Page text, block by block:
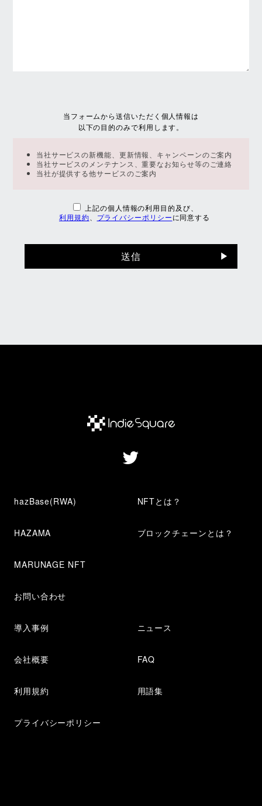
当フォームから送信いただく個人情報は
以下の目的のみで利用します。
当社サービスの新機能、更新情報、キャンペーンのご案内
当社サービスのメンテナンス、重要なお知らせ等のご連絡
当社が提供する他サービスのご案内
上記の個人情報の利用目的及び、
利用規約
プライバシーポリシーに同意する
hazBase(RWA)
HAZAMA
MARUNAGE NFT
お問い合わせ
NFTとは？
ブロックチェーンとは？
導入事例
会社概要
利用規約
プライバシーポリシー
ニュース
FAQ
用語集